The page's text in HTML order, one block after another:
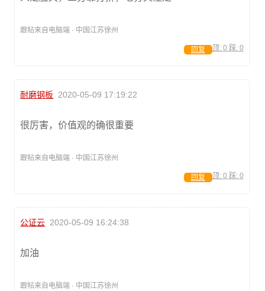
跟帖来自电脑端 · 中国江苏徐州
顶: 0 踩: 0
回复
耐磨钢板 2020-05-09 17:19:22
很厉害，价值观的确很重要
跟帖来自电脑端 · 中国江苏徐州
顶: 0 踩: 0
回复
公证云 2020-05-09 16:24:38
加油
跟帖来自电脑端 · 中国江苏徐州